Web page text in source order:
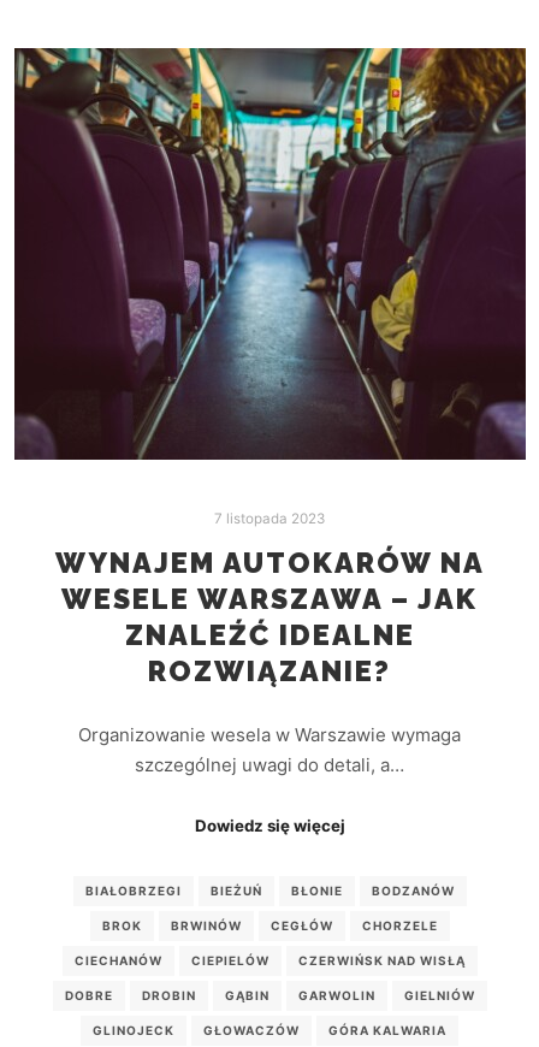
7 listopada 2023
WYNAJEM AUTOKARÓW NA
WESELE WARSZAWA – JAK
ZNALEŹĆ IDEALNE
ROZWIĄZANIE?
Organizowanie wesela w Warszawie wymaga
szczególnej uwagi do detali, a…
Dowiedz się więcej
BIAŁOBRZEGI BIEŻUŃ BŁONIE BODZANÓW
BROK BRWINÓW CEGŁÓW CHORZELE
CIECHANÓW CIEPIELÓW CZERWIŃSK NAD WISŁĄ
DOBRE DROBIN GĄBIN GARWOLIN GIELNIÓW
GLINOJECK GŁOWACZÓW GÓRA KALWARIA